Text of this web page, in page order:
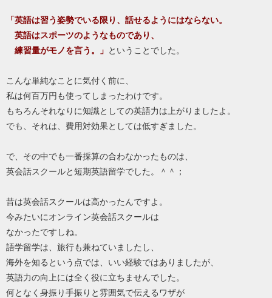
「英語は習う姿勢でいる限り、話せるようにはならない。
英語はスポーツのようなものであり、
練習量がモノを言う。」 ということでした。
こんな単純なことに気付く前に、
私は何百万円も使ってしまったわけです。
もちろんそれなりに知識としての英語力は上がりましたよ。
でも、それは、費用対効果としては低すぎました。
で、その中でも一番採算の合わなかったものは、
英会話スクールと短期英語留学でした。＾＾；
昔は英会話スクールは高かったんですよ。
今みたいにオンライン英会話スクールは
なかったですしね。
語学留学は、旅行も兼ねていましたし、
海外を知るという点では、いい経験ではありましたが、
英語力の向上には全く役に立ちませんでした。
何となく身振り手振りと雰囲気で伝えるワザが